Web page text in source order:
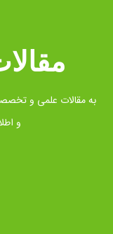
به مقالات علمی و
و